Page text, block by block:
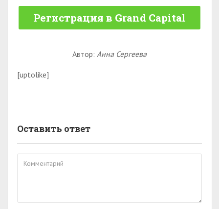
Регистрация в Grand Capital
Автор: Анна Сергеева
[uptolike]
Оставить ответ